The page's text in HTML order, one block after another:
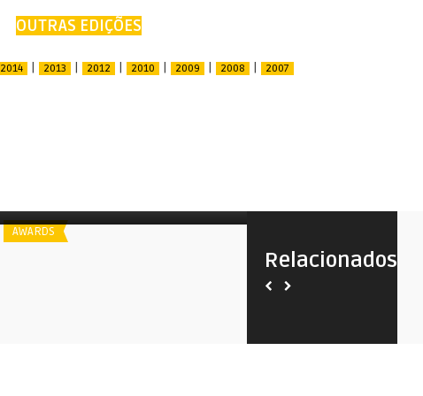
OUTRAS EDIÇÕES
2014 | 2013 | 2012 | 2010 | 2009 | 2008 | 2007
Relacionados
AWARDS
Spoiler